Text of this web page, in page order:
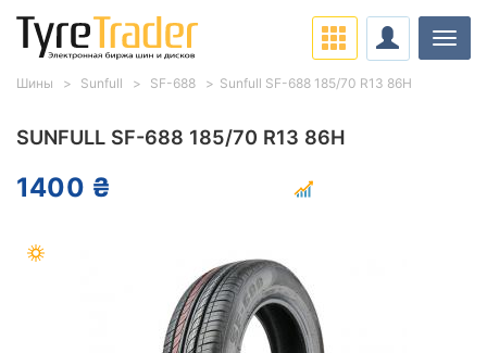
SUNFULL SF-688 185/70 R13 86H
1400 ₴
Шины Sunfull SF-688 Sunfull SF-688 185/70 R13 86H